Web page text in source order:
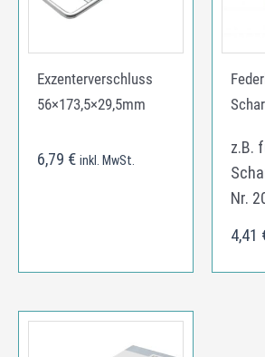
Exzenterverschluss
56×173,5×29,5mm
6,79 € inkl. MwSt.
z.B.
Nr.
4,41